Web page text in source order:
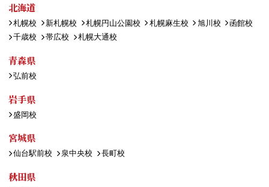
北海道
札幌校 新札幌校 札幌円山公園校 札幌麻生校 旭川校
函館校
千歳校
帯広校 札幌大通校
青森県
弘前校
岩手県
盛岡校
宮城県
仙台駅前校 泉中央校 長町校
秋田県